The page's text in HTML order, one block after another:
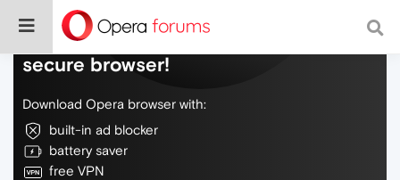
Do more on the web, with a fast and
secure browser!
Download Opera browser with:
built-in ad blocker
battery saver
free VPN